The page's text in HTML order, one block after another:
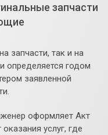
запчасти
запчасти, так и на
определяется годом
заявленной
оформляет Акт
услуг, где